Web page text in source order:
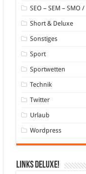
SEO – SEM –
Short & Deluxe
Sonstiges
Sport
Sportwetten
Technik
Twitter
Urlaub
Wordpress
Links DeLuXe!